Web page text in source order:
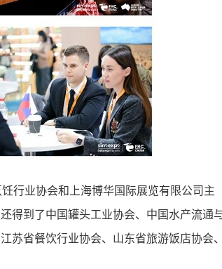
行业协会和上海博华国际展览有限公司主
得到了中国罐头工业协会、中国水产流通
苏省餐饮行业协会、山东省旅游饭店协会